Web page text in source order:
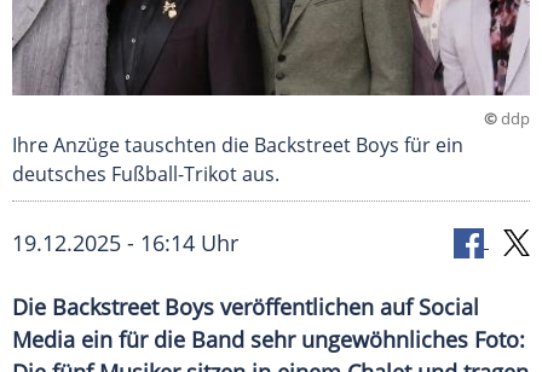
©ddp
Ihre Anzüge tauschten die Backstreet Boys für ein
deutsches Fußball-Trikot aus.
19.12.2025 - 16:14 Uhr
Die Backstreet Boys veröffentlichen auf Social
Media ein für die Band sehr ungewöhnliches Foto: